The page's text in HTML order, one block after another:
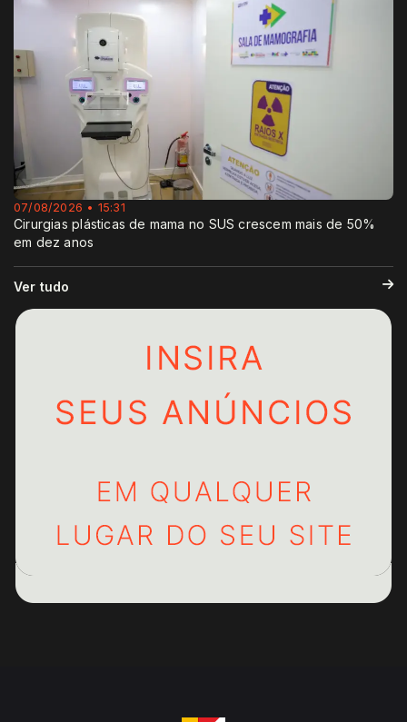
07/08/2026 • 15:31
Cirurgias plásticas de mama no SUS crescem mais de 50%
em dez anos
Ver tudo